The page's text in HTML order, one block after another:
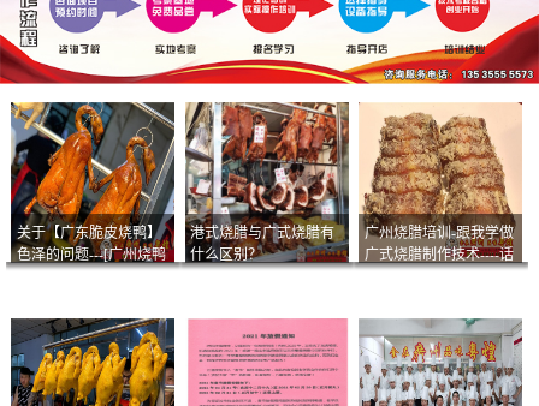
关于【广东脆皮烧鸭】
色泽的问题---[广州烧鸭
港式烧腊与广式烧腊有
什么区别？
广州烧腊培训-跟我学做
广式烧腊制作技术----话